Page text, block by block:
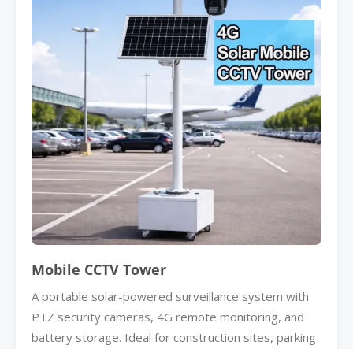
Mobile CCTV Tower
A portable solar-powered surveillance system with
PTZ security cameras, 4G remote monitoring, and
battery storage. Ideal for construction sites, parking